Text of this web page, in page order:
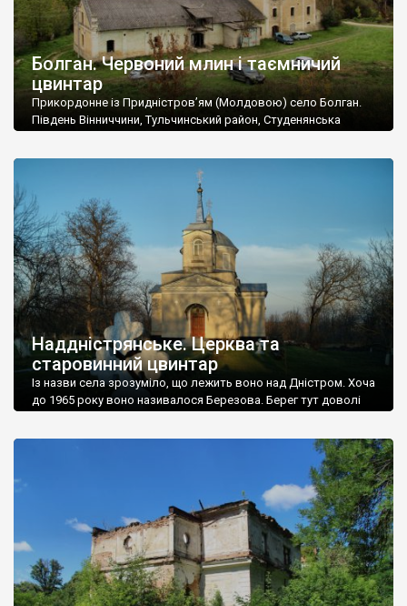
Болган. Червоний млин і таємничий
цвинтар
Прикордонне із Придністров’ям (Молдовою) село Болган.
Південь Вінниччини, Тульчинський район, Студенянська
старовинний цвинтар із кам’яними хрестами. Всі епітафії, які
збереглися, написані кирилицею, церковнослов’янською
мовою. За всіма традиційними ознаками – цвинтар
український. Хрести датуються 19 століттям. У 1924-1940
роках Болган […]
Наддністрянське. Церква та
старовинний цвинтар
Із назви села зрозуміло, що лежить воно над Дністром. Хоча
до 1965 року воно називалося Березова. Берег тут доволі
Наддністрянське відрізняється від більшості навколишніх
сіл. У селі є мурована Михайлівська церква. Точної дати […]